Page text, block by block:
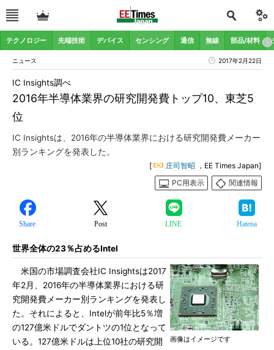
テクノロジー 先端技術 デバイス センシング 通信 無線 部品/材料
ニュース 2017年2月22日
2016年半導体業界の研究開発費トップ10、東芝5
位
IC Insights調べ
IC Insightsは、2016年の半導体業界における研究開発費メーカー
別ランキングを発表した。
[ 庄司智昭 ，EE Times Japan]
PC用表示
関連情報
Share Post LINE Hatena
世界全体の23％占めるIntel
画像はイメージです
米国の市場調査会社IC Insightsは2017
年2月、2016年の半導体業界における研
究開発費メーカー別ランキングを発表し
た。それによると、Intelが前年比5％増
の127億米ドルでダントツの1位となって
いる。127億米ドルは上位10社の研究開